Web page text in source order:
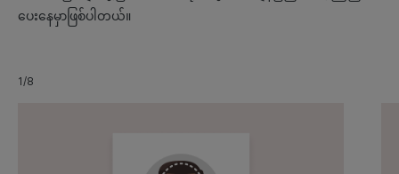
ပေးနေမှာဖြစ်ပါတယ်။
1/8